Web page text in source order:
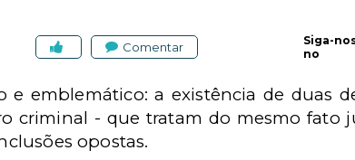
Comentar
Siga-
no
e emblemático: a existência de duas
criminal - que tratam do mesmo fato
opostas.